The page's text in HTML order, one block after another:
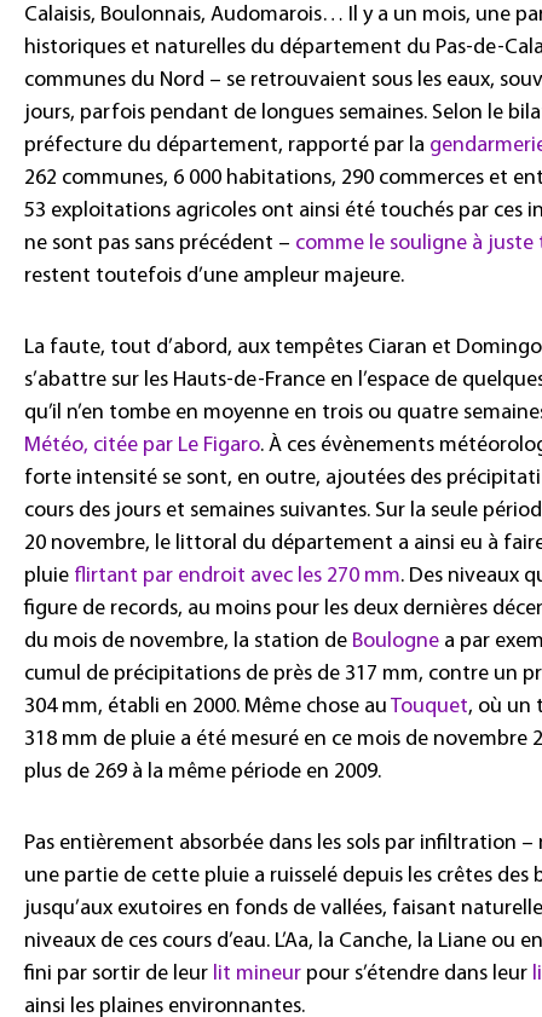
Calaisis, Boulonnais, Audomarois… Il y a un mois, une
historiques et naturelles du département du Pas-de-
communes du Nord – se retrouvaient sous les eaux,
jours, parfois pendant de longues semaines. Selon le
préfecture du département, rapporté par la
262 communes, 6 000 habitations, 290 commerces et
53 exploitations agricoles ont ainsi été touchés par ces
ne sont pas sans précédent – comme le souligne à juste
restent toutefois d’une ampleur majeure.
La faute, tout d’abord, aux tempêtes Ciaran et
s’abattre sur les Hauts-de-France en l’espace de
qu’il n’en tombe en moyenne en trois ou quatre
Météo, citée par Le Figaro. À ces évènements
forte intensité se sont, en outre, ajoutées des
cours des jours et semaines suivantes. Sur la seule
20 novembre, le littoral du département a ainsi eu à
pluie flirtant par endroit avec les 270 mm. Des niveaux
figure de records, au moins pour les deux dernières
du mois de novembre, la station de Boulogne a par
cumul de précipitations de près de 317 mm, contre un
304 mm, établi en 2000. Même chose au Touquet, où un
318 mm de pluie a été mesuré en ce mois de novembre
plus de 269 à la même période en 2009.
Pas entièrement absorbée dans les sols par infiltration –
une partie de cette pluie a ruisselé depuis les crêtes des
jusqu’aux exutoires en fonds de vallées, faisant
niveaux de ces cours d’eau. L’Aa, la Canche, la Liane ou
fini par sortir de leur lit mineur pour s’étendre dans leur
ainsi les plaines environnantes.